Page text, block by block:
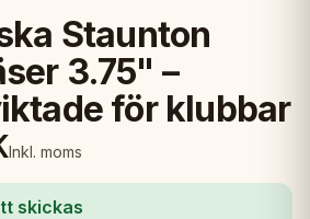
Staunton
3.75" –
för klubbar
Inkl. moms
skickas